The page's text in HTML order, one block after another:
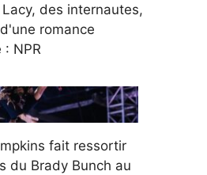
des internautes,
romance
NPR
fait ressortir
du Brady Bunch au